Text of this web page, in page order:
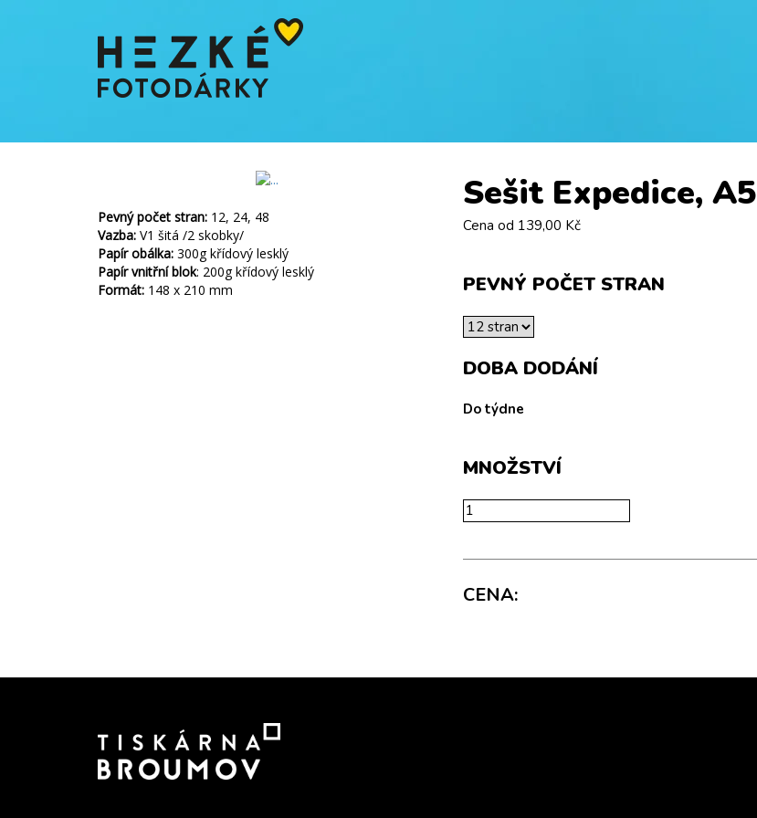
Pevný počet stran: 12, 24, 48
Vazba: V1 šitá /2 skobky/
Papír obálka: 300g křídový lesklý
Papír vnitřní blok: 200g křídový lesklý
Formát: 148 x 210 mm
Sešit Expedice, A5
Cena od 139,00 Kč
PEVNÝ POČET STRAN
DOBA DODÁNÍ
Do týdne
MNOŽSTVÍ
CENA